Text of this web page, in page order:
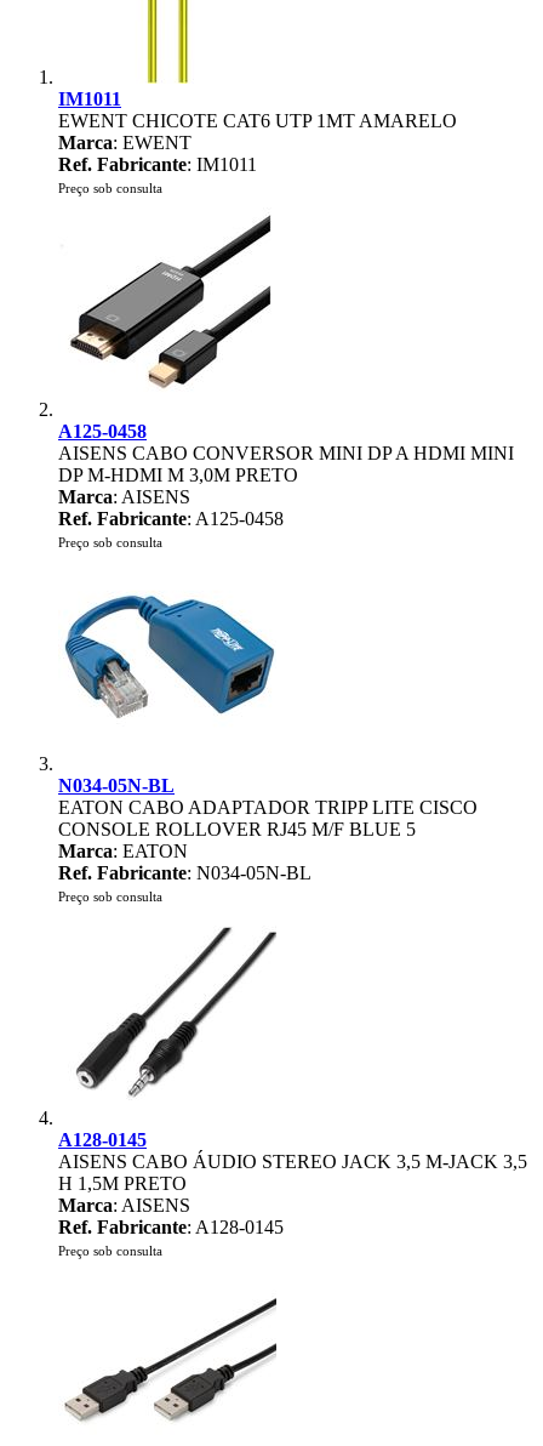
IM1011
EWENT CHICOTE CAT6 UTP 1MT AMARELO
Marca: EWENT
Ref. Fabricante: IM1011
Preço sob consulta
A125-0458
AISENS CABO CONVERSOR MINI DP A HDMI MINI
DP M-HDMI M 3,0M PRETO
Marca: AISENS
Ref. Fabricante: A125-0458
Preço sob consulta
N034-05N-BL
EATON CABO ADAPTADOR TRIPP LITE CISCO
CONSOLE ROLLOVER RJ45 M/F BLUE 5
Marca: EATON
Ref. Fabricante: N034-05N-BL
Preço sob consulta
A128-0145
AISENS CABO ÁUDIO STEREO JACK 3,5 M-JACK 3,5
H 1,5M PRETO
Marca: AISENS
Ref. Fabricante: A128-0145
Preço sob consulta